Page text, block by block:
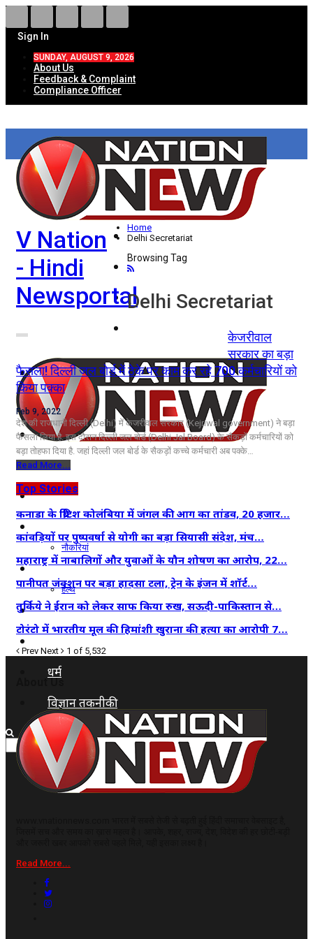
Sign In
SUNDAY, AUGUST 9, 2026
About Us
Feedback & Complaint
Compliance Officer
V Nation
- Hindi
Newsportal
HOME
ताज़ा खबरें
देश
विदेश
राज्य
उत्तर प्रदेश
नोएडा
दिल्ली/NCR
राजनीति
कारोबार
खेल
मनोरंजन
नौकरियां
जीवन शैली
हेल्थ
क्राइम
धर्म
विज्ञान तकनीकी
Home
Delhi Secretariat
Browsing Tag
Delhi Secretariat
केजरीवाल
सरकार का बड़ा
फैसला! दिल्ली जल बोर्ड में ठेके पर काम कर रहे 700 कर्मचारियों को
किया पक्का
Feb 9, 2022
देश की राजधानी दिल्ली (Delhi) में केजरीवाल सरकार (Kejriwal government) ने बड़ा
फैसला लिया है. इस दौरान दिल्ली जल बोर्ड (Delhi Jal Board) के सैकड़ों कर्मचारियों को
बड़ा तोहफा दिया है. जहां दिल्ली जल बोर्ड के सैकड़ों कच्चे कर्मचारी अब पक्के…
Read More...
Top Stories
कनाडा के ब्रिटिश कोलंबिया में जंगल की आग का तांडव, 20 हजार…
कांवड़ियों पर पुष्पवर्षा से योगी का बड़ा सियासी संदेश, मंच…
महाराष्ट्र में नाबालिगों और युवाओं के यौन शोषण का आरोप, 22…
पानीपत जंक्शन पर बड़ा हादसा टला, ट्रेन के इंजन में शॉर्ट…
तुर्किये ने ईरान को लेकर साफ किया रुख, सऊदी-पाकिस्तान से…
टोरंटो में भारतीय मूल की हिमांशी खुराना की हत्या का आरोपी 7…
Prev Next 1 of 5,532
Read More...